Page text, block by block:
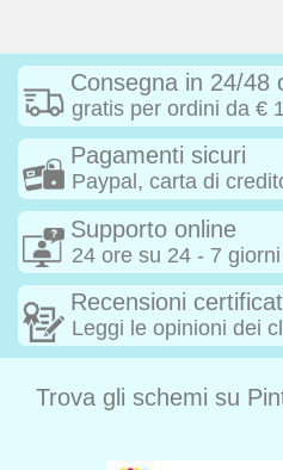
Consegna in 24/48
gratis per ordini da €
Pagamenti sicuri
Paypal, carta di
Supporto online
24 ore su 24 - 7
Recensioni
Leggi le opinioni dei
Trova gli schemi su